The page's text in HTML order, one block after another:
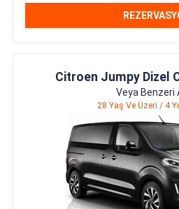
Citroen Jumpy Dizel
Veya Benzeri
28 Yaş Ve Üzeri / 4